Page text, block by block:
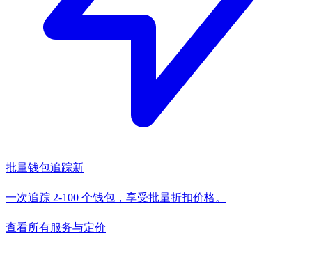
批量钱包追踪新
一次追踪 2-100 个钱包，享受批量折扣价格。
查看所有服务与定价